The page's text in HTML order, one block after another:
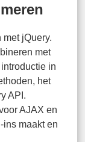
jQuery.
met
in
het
API.
AJAX en
ins maakt en